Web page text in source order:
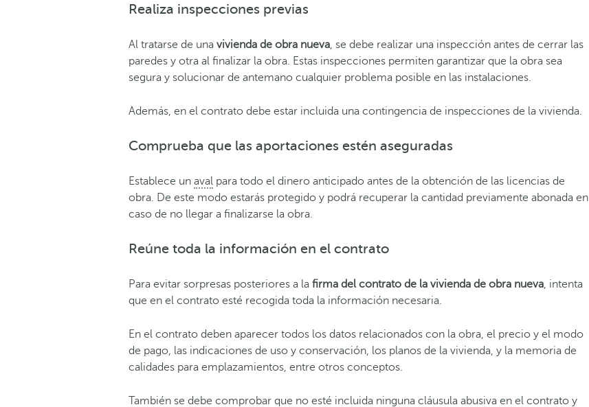
Realiza inspecciones previas
Al tratarse de una vivienda de obra nueva, se debe realizar una inspección antes de cerrar las
paredes y otra al finalizar la obra. Estas inspecciones permiten garantizar que la obra sea
segura y solucionar de antemano cualquier problema posible en las instalaciones.
Además, en el contrato debe estar incluida una contingencia de inspecciones de la vivienda.
Comprueba que las aportaciones estén aseguradas
Establece un aval para todo el dinero anticipado antes de la obtención de las licencias de
obra. De este modo estarás protegido y podrá recuperar la cantidad previamente abonada en
caso de no llegar a finalizarse la obra.
Reúne toda la información en el contrato
Para evitar sorpresas posteriores a la firma del contrato de la vivienda de obra nueva, intenta
que en el contrato esté recogida toda la información necesaria.
En el contrato deben aparecer todos los datos relacionados con la obra, el precio y el modo
de pago, las indicaciones de uso y conservación, los planos de la vivienda, y la memoria de
calidades para emplazamientos, entre otros conceptos.
También se debe comprobar que no esté incluida ninguna cláusula abusiva en el contrato y